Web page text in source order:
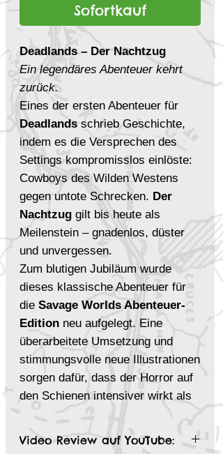
Sofortkauf
Deadlands – Der Nachtzug
Ein legendäres Abenteuer kehrt
zurück.
Eines der ersten Abenteuer für
Deadlandsschrieb Geschichte,
indem es die Versprechen des
Settings kompromisslos einlöste:
Cowboys des Wilden Westens
gegen untote Schrecken. Der
Nachtzug gilt bis heute als
Meilenstein – gnadenlos, düster
und unvergessen.
Zum blutigen Jubiläum wurde
dieses klassische Abenteuer für
die Savage Worlds Abenteuer-
Edition neu aufgelegt. Eine
überarbeitete Umsetzung und
stimmungsvolle neue Illustrationen
sorgen dafür, dass der Horror auf
den Schienen intensiver wirkt als
je zuvor.
Video Review auf YouTube: